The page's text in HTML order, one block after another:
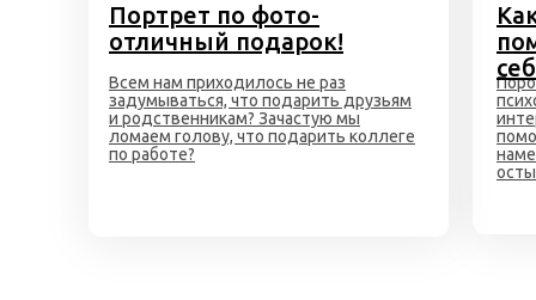
Всем нам приходилось не раз
задумываться, что подарить друзьям
и родственникам? Зачастую мы
ломаем голову, что подарить коллеге
по работе?
Портрет по фото-
отличный подарок!